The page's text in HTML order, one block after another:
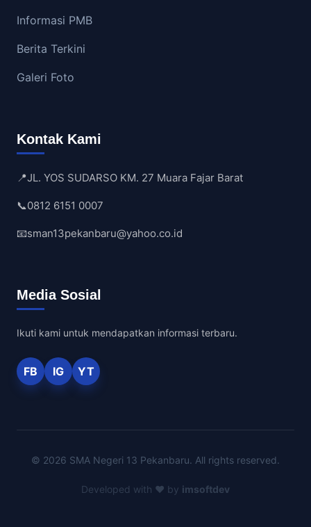
Informasi PMB
Berita Terkini
Galeri Foto
Kontak Kami
📍JL. YOS SUDARSO KM. 27 Muara Fajar Barat
📞0812 6151 0007
📧sman13pekanbaru@yahoo.co.id
Media Sosial
Ikuti kami untuk mendapatkan informasi terbaru.
FB IG YT
© 2026 SMA Negeri 13 Pekanbaru. All rights reserved.
Developed with ❤️ by imsoftdev